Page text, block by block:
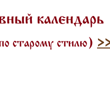
календарь
старому стилю)